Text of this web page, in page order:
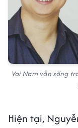
Vai Nam vẫn sống
Hiện tại,